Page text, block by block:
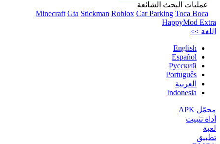
عمليات البحث الشائعة
Minecraft Gta Stickman Roblox Car Parking Toca Boca
HappyMod Extra
اللغة >>
English
Español
Pусский
Português
العربية
Indonesia
محمّل APK
أداة تثبيت
لعبة
تطبيق